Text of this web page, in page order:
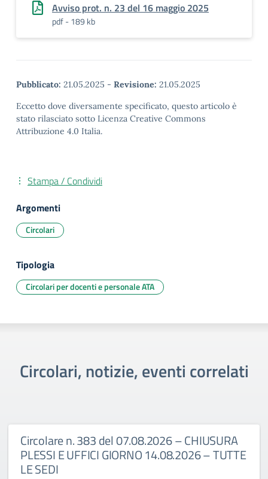
Avviso prot. n. 23 del 16 maggio 2025
pdf - 189 kb
Pubblicato: 21.05.2025 - Revisione: 21.05.2025
Eccetto dove diversamente specificato, questo articolo è
stato rilasciato sotto Licenza Creative Commons
Attribuzione 4.0 Italia.
Stampa / Condividi
Argomenti
Circolari
Tipologia
Circolari per docenti e personale ATA
Circolari, notizie, eventi correlati
Circolare n. 383 del 07.08.2026 – CHIUSURA
PLESSI E UFFICI GIORNO 14.08.2026 – TUTTE
LE SEDI